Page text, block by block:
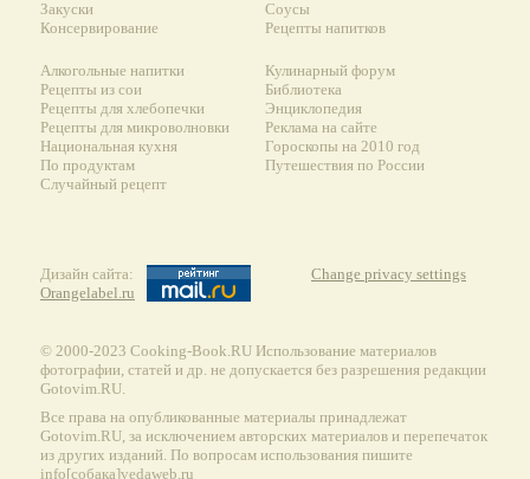
Закуски
Консервирование
Соусы
Рецепты напитков
Алкогольные напитки
Рецепты из сои
Рецепты для хлебопечки
Рецепты для микроволновки
Национальная кухня
По продуктам
Случайный рецепт
Кулинарный форум
Библиотека
Энциклопедия
Реклама на сайте
Гороскопы на 2010 год
Путешествия по России
Дизайн сайта:
Orangelabel.ru
Change privacy settings
© 2000-2023 Сooking-Book.RU Использование материалов
фотографии, статей и др. не допускается без разрешения редакции
Gotovim.RU.
Все права на опубликованные материалы принадлежат
Gotovim.RU, за исключением авторских материалов и перепечаток
из других изданий. По вопросам использования пишите
info[собака]vedaweb.ru